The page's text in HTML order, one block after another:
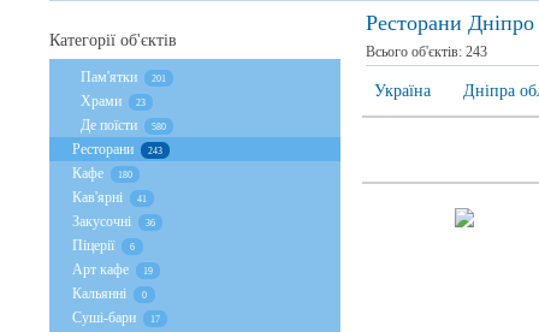
Ресторани Дніпро
Всього об'єктів: 243
Україна Дніпра
Категорії об'єктів
Пам'ятки 201
Храми 23
Де поїсти 580
Ресторани 243
Кафе 180
Кав'ярні 41
Закусочні 36
Піцерії 6
Арт кафе 19
Кальянні 0
Суші-бари 17